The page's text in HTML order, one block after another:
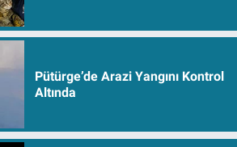
Pütürge’de Arazi Yangını Kontrol
Altında